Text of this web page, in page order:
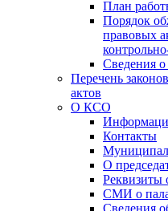
План
Порядок
правовых
Сведения о
Перечень
актов
О КСО
Контакты
О
Реквизиты
СМИ о
Сведения